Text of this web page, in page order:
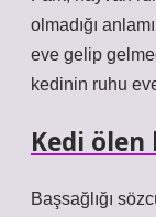
olmadığı
eve gelip
kedinin ruhu
Kedi
Başsağlığı